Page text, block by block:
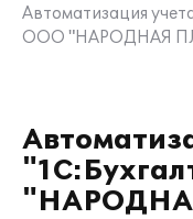
Автоматизация
ООО "НАРОДНАЯ